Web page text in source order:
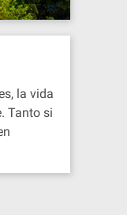
la vida
Tanto si